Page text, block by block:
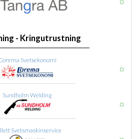
- Kringutrustning
Svetsekonomi
Sundholm Welding
Svetsmaskinservice